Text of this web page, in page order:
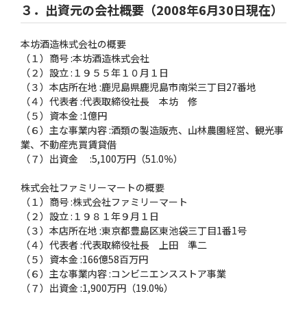
３．出資元の会社概要（2008年6月30日現在）
本坊酒造株式会社の概要
（１）商号 :本坊酒造株式会社
（２）設立 :１９５５年１０月１日
（３）本店所在地 :鹿児島県鹿児島市南栄三丁目27番地
（４）代表者 :代表取締役社長 本坊 修
（５）資本金 :1億円
（６）主な事業内容 :酒類の製造販売、山林農園経営、観光事
業、不動産売買賃貸借
（７）出資金 :5,100万円（51.0％）
株式会社ファミリーマートの概要
（１）商号 :株式会社ファミリーマート
（２）設立 :１９８１年９月１日
（３）本店所在地 :東京都豊島区東池袋三丁目1番1号
（４）代表者 :代表取締役社長 上田 準二
（５）資本金 :166億58百万円
（６）主な事業内容 :コンビニエンスストア事業
（７）出資金 :1,900万円（19.0%）